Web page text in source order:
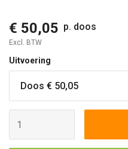
€ 50,05 p. doos
Excl. BTW
Uitvoering